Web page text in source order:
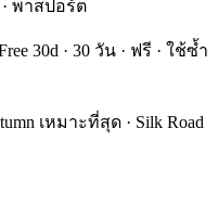
· พาสปอร์ต
30d · 30 วัน · ฟรี · ใช้ซ้ำ
เหมาะที่สุด · Silk Road